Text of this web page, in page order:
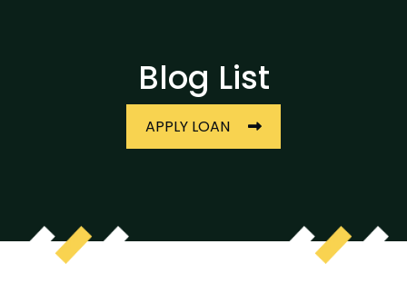
Blog List
APPLY LOAN